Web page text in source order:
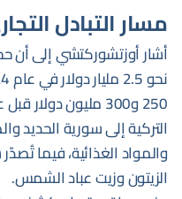
مسار التبادل
أشار أوزتشوركتشي إلى أن
التركية إلى سورية الحديد
والمواد الغذائية، فيما
الزيتون وزيت عباد الشمس.